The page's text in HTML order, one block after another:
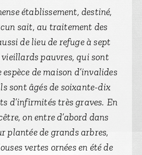
établissement, destiné,
sait, au traitement des
de lieu de refuge à sept
pauvres, qui sont
de maison d’invalides
sont âgés de soixante-dix
d’infirmités très graves. En
on entre d’abord dans
plantée de grands arbres,
vertes ornées en été de